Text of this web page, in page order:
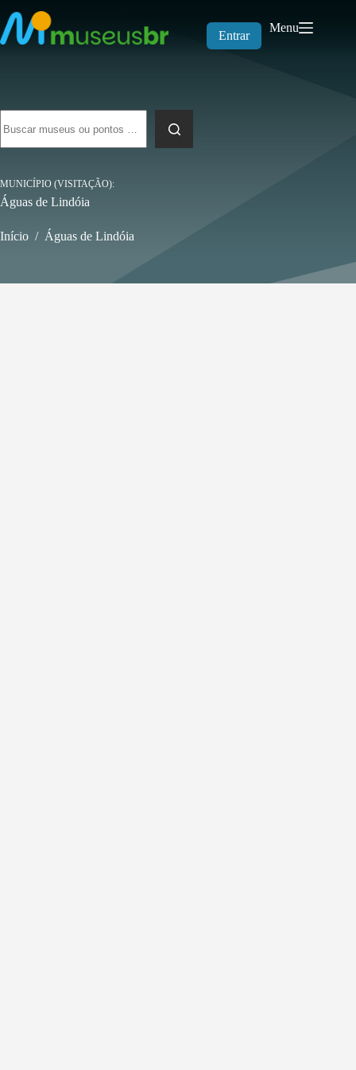
para
o
conteúdo
Entrar
Menu
resultados
MUNICÍPIO (VISITAÇÃO)
Águas de Lindóia
Início / Águas de Lindóia